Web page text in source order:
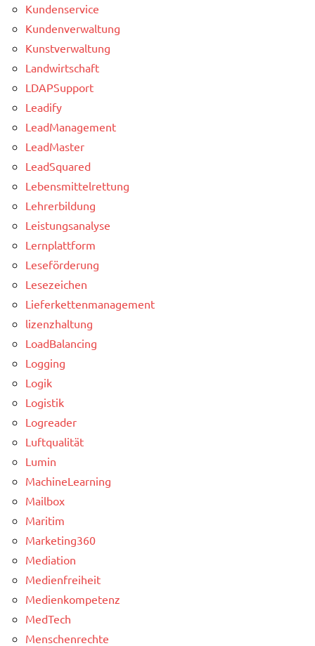
Kundenservice
Kundenverwaltung
Kunstverwaltung
Landwirtschaft
LDAPSupport
Leadify
LeadManagement
LeadMaster
LeadSquared
Lebensmittelrettung
Lehrerbildung
Leistungsanalyse
Lernplattform
Leseförderung
Lesezeichen
Lieferkettenmanagement
lizenzhaltung
LoadBalancing
Logging
Logik
Logistik
Logreader
Luftqualität
Lumin
MachineLearning
Mailbox
Maritim
Marketing360
Mediation
Medienfreiheit
Medienkompetenz
MedTech
Menschenrechte